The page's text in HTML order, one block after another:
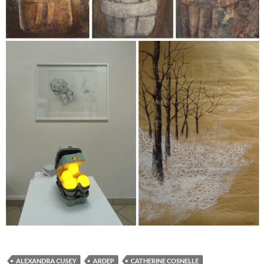
ALEXANDRA CUSEY ARDEP
CATHERINE COSNELLE